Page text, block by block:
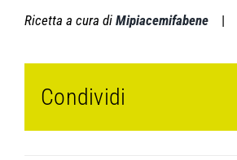
Ricetta a cura di Mipiacemifabene|
Condividi